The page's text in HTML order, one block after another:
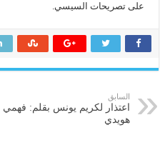
على تصريحات السيسي.
السابق
اعتذار لكريم يونس بقلم: فهمي
هويدي